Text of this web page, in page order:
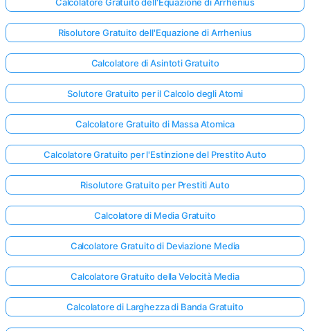
la Tua
Prima
Calcolatore Gratuito dell'Equazione di Arrhenius
Risolutore Gratuito dell'Equazione di Arrhenius
Calcolatore di Asintoti Gratuito
Solutore Gratuito per il Calcolo degli Atomi
Calcolatore Gratuito di Massa Atomica
Calcolatore Gratuito per l'Estinzione del Prestito Auto
Risolutore Gratuito per Prestiti Auto
Calcolatore di Media Gratuito
Calcolatore Gratuito di Deviazione Media
Calcolatore Gratuito della Velocità Media
Calcolatore di Larghezza di Banda Gratuito